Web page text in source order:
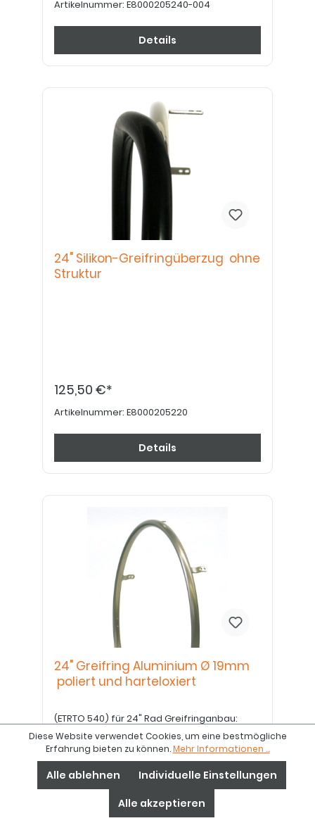
Artikelnummer: E8000205240-004
Details
24" Silikon-Greifringüberzug ohne
Struktur
125,50 €*
Artikelnummer: E8000205220
Details
24" Greifring Aluminium Ø 19mm
poliert und harteloxiert
(ETRTO 540) für 24" Rad Greifringanbau:
11mm / 19mm
Artikelnummer:E8000205030-004
Diese Website verwendet Cookies, um eine bestmögliche
Erfahrung bieten zu können.Mehr Informationen ...
Alle ablehnen
Individuelle Einstellungen
Alle akzeptieren